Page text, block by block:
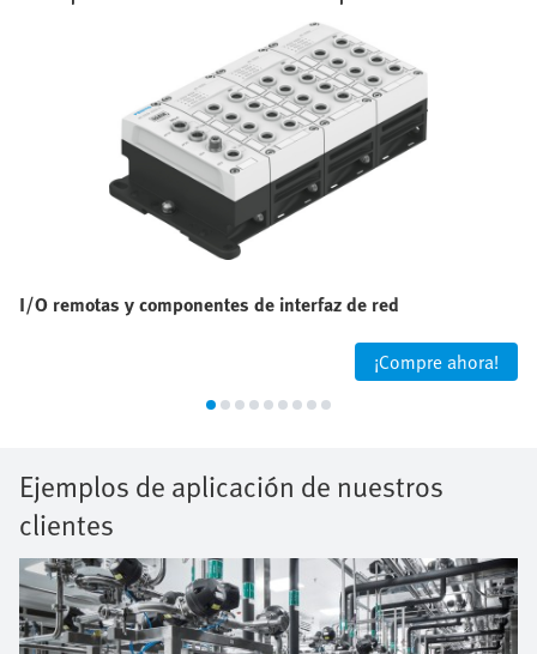
I/O remotas y componentes de interfaz de red
¡Compre ahora!
Ejemplos de aplicación de nuestros
clientes